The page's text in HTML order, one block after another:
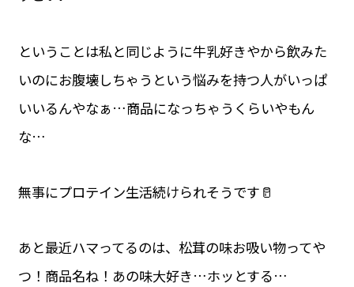
ということは私と同じように牛乳好きやから飲みた
いのにお腹壊しちゃうという悩みを持つ人がいっぱ
いいるんやなぁ…商品になっちゃうくらいやもん
な…
無事にプロテイン生活続けられそうです🥛
あと最近ハマってるのは、松茸の味お吸い物ってや
つ！商品名ね！あの味大好き…ホッとする…